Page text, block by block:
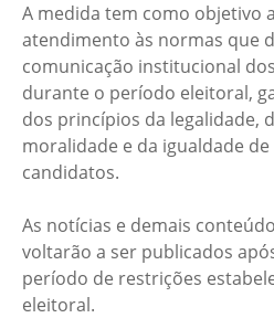
A medida tem como objetivo
atendimento às normas que
comunicação institucional
durante o período eleitoral,
dos princípios da legalidade,
moralidade e da igualdade
candidatos.
As notícias e demais
voltarão a ser publicados
período de restrições
eleitoral.